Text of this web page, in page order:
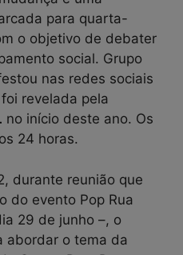
para quarta-
o objetivo de debater
social. Grupo
nas redes sociais
revelada pela
no início deste ano. Os
24 horas.
durante reunião que
do evento Pop Rua
29 de junho –, o
abordar o tema da